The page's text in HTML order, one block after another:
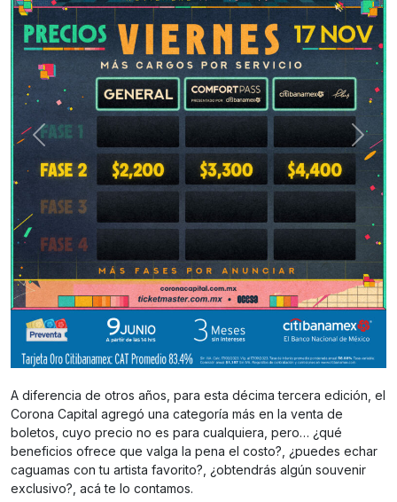
A diferencia de otros años, para esta décima tercera edición, el
Corona Capital agregó una categoría más en la venta de
boletos, cuyo precio no es para cualquiera, pero… ¿qué
beneficios ofrece que valga la pena el costo?, ¿puedes echar
caguamas con tu artista favorito?, ¿obtendrás algún souvenir
exclusivo?, acá te lo contamos.